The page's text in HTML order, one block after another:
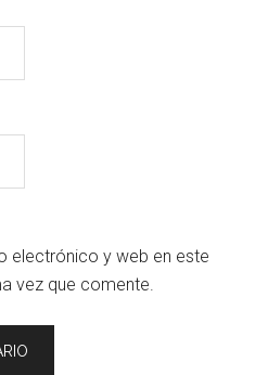
electrónico y web en este
vez que comente.